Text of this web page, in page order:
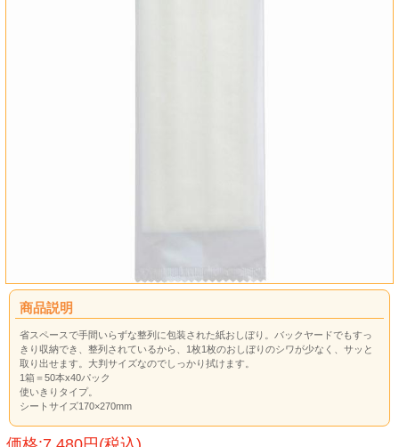
商品説明
省スペースで手間いらずな整列に包装された紙おしぼり。バックヤードでもすっ
きり収納でき、整列されているから、1枚1枚のおしぼりのシワが少なく、サッと
取り出せます。大判サイズなのでしっかり拭けます。
1箱＝50本x40パック
使いきりタイプ。
シートサイズ170×270mm